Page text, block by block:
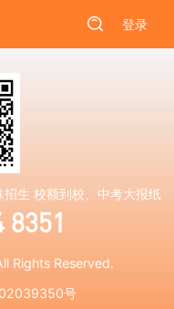
登录
生 校额到校、中考大报纸
8351
Rights Reserved.
号